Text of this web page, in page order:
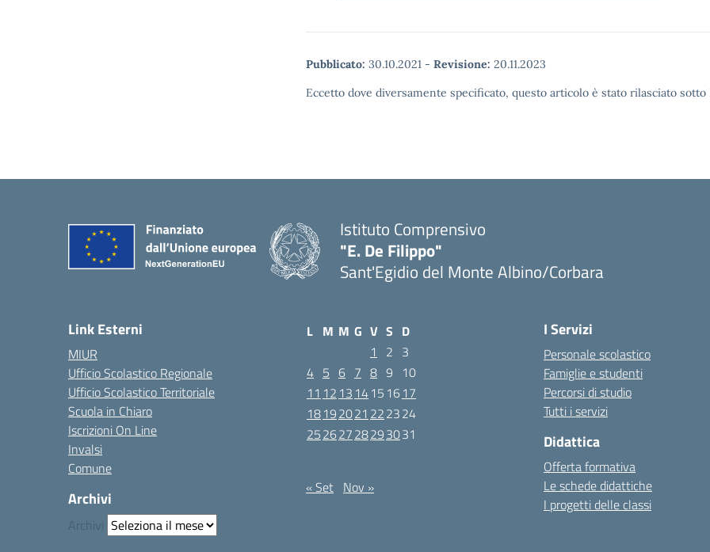
Pubblicato: 30.10.2021 - Revisione: 20.11.2023
Eccetto dove diversamente specificato, questo articolo è stato rilasciato
Istituto Comprensivo
"E. De Filippo"
Sant'Egidio del Monte Albino/Corbara
Link Esterni
MIUR
Ufficio Scolastico Regionale
Ufficio Scolastico Territoriale
Scuola in Chiaro
Iscrizioni On Line
Invalsi
Comune
Archivi
Archivi
L M M G V S D
1
2 3
4 5 6 7 8 9 10
11 12 13 1415 1617
18192021 222324
25262728293031
« Set Nov »
I Servizi
Personale scolastico
Famiglie e studenti
Percorsi di studio
Tutti i servizi
Didattica
Offerta formativa
Le schede didattiche
I progetti delle classi